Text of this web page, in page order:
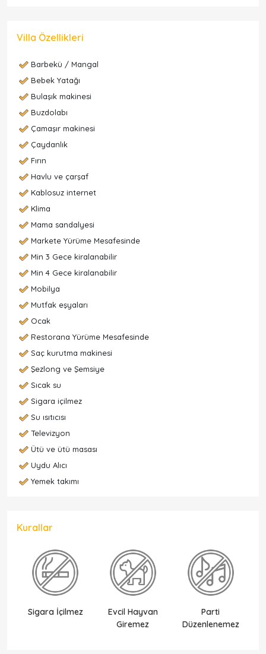
Villa Özellikleri
Barbekü / Mangal
Bebek Yatağı
Bulaşık makinesi
Buzdolabı
Çamaşır makinesi
Çaydanlık
Fırın
Havlu ve çarşaf
Kablosuz internet
Klima
Mama sandalyesi
Markete Yürüme Mesafesinde
Min 3 Gece kiralanabilir
Min 4 Gece kiralanabilir
Mobilya
Mutfak eşyaları
Ocak
Restorana Yürüme Mesafesinde
Saç kurutma makinesi
Şezlong ve Şemsiye
Sıcak su
Sigara içilmez
Su ısıtıcısı
Televizyon
Ütü ve ütü masası
Uydu Alıcı
Yemek takımı
Kurallar
Sigara İçilmez
Evcil Hayvan
Giremez
Parti
Düzenlenemez